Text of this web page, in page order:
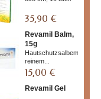
35,90 €
Revamil Balm,
15g
Hautschutzsalbemit
reinem...
15,00 €
Revamil Gel